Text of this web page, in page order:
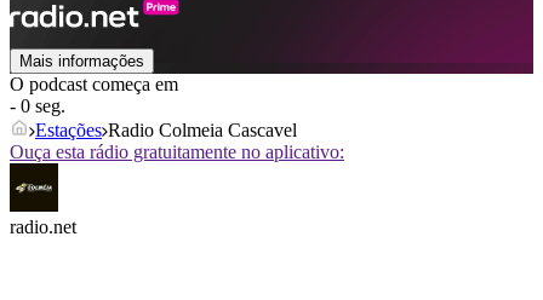
Mais informações
O podcast começa em
- 0 seg.
Estações Radio Colmeia Cascavel
Ouça esta rádio gratuitamente no aplicativo:
radio.net